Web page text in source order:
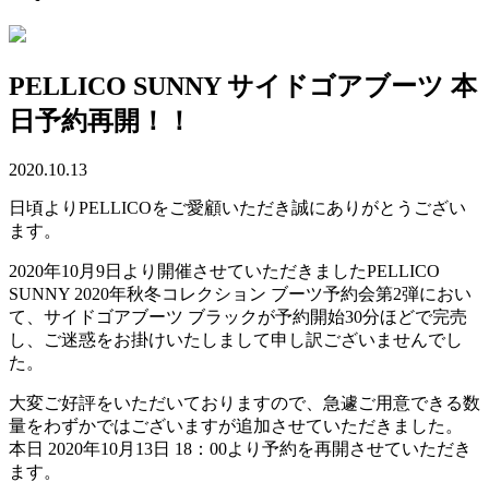
PELLICO SUNNY サイドゴアブーツ 本
日予約再開！！
2020.10.13
日頃よりPELLICOをご愛顧いただき誠にありがとうござい
ます。
2020年10月9日より開催させていただきましたPELLICO
SUNNY 2020年秋冬コレクション ブーツ予約会第2弾におい
て、サイドゴアブーツ ブラックが予約開始30分ほどで完売
し、ご迷惑をお掛けいたしまして申し訳ございませんでし
た。
大変ご好評をいただいておりますので、急遽ご用意できる数
量をわずかではございますが追加させていただきました。
本日 2020年10月13日 18：00より予約を再開させていただき
ます。